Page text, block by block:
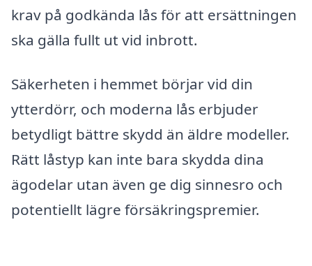
krav på godkända lås för att ersättningen
ska gälla fullt ut vid inbrott.
Säkerheten i hemmet börjar vid din
ytterdörr, och moderna lås erbjuder
betydligt bättre skydd än äldre modeller.
Rätt låstyp kan inte bara skydda dina
ägodelar utan även ge dig sinnesro och
potentiellt lägre försäkringspremier.